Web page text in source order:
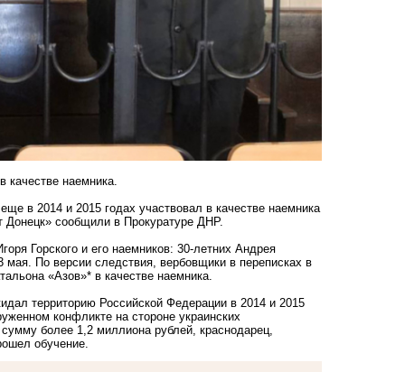
наемника.
в 2014 и 2015 годах участвовал в качестве наемника
Донецк» сообщили в Прокуратуре ДНР.
Горского и его наемников: 30-летних Андрея
По версии следствия, вербовщики в переписках в
«Азов»* в качестве наемника.
территорию Российской Федерации в 2014 и 2015
конфликте на стороне украинских
более 1,2 миллиона рублей, краснодарец,
обучение.